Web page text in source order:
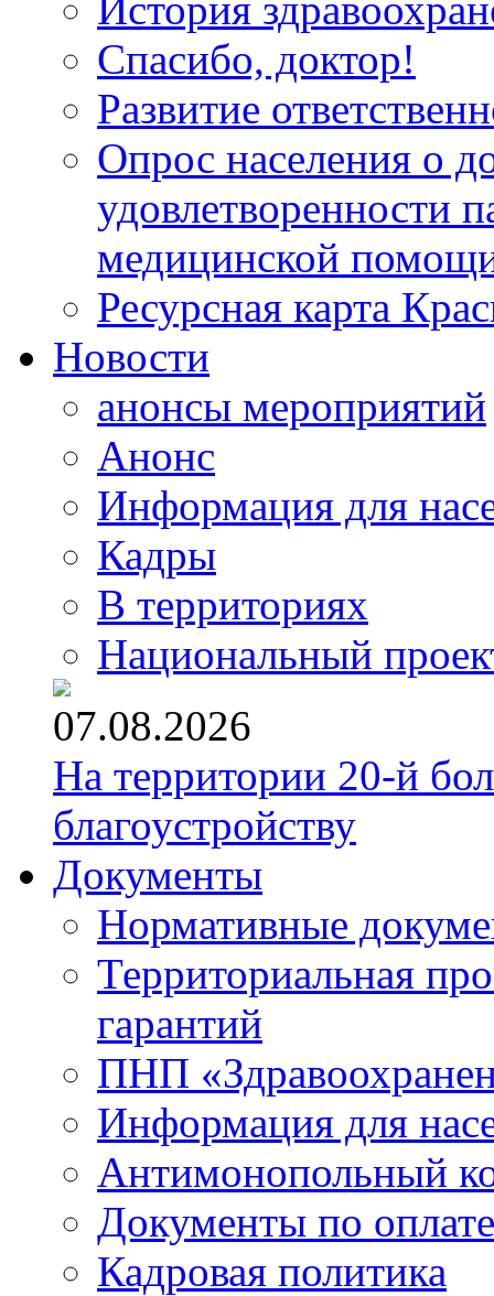
Спасибо, доктор!
Развитие
Опрос населения о
удовлетворенности
медицинской
Ресурсная карта
Новости
анонсы мероприятий
Анонс
Информация для
Кадры
В территориях
Национальный
07.08.2026
На территории 20-й
благоустройству
Документы
Нормативные
Территориальная
гарантий
ПНП
Информация для
Антимонопольный
Документы по
Кадровая политика